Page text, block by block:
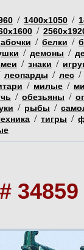
/ 1400х1050 /
/
/ белки /
/ демоны /
/ знаки /
леопарды / лес /
/ милые /
/ обезьяны /
/ рыбы /
/ тигры /
34859